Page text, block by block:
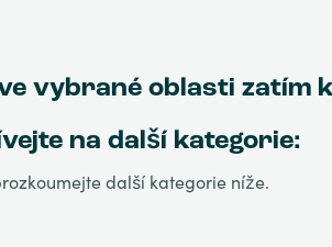
vybrané oblasti zatím
na další kategorie:
další kategorie níže.